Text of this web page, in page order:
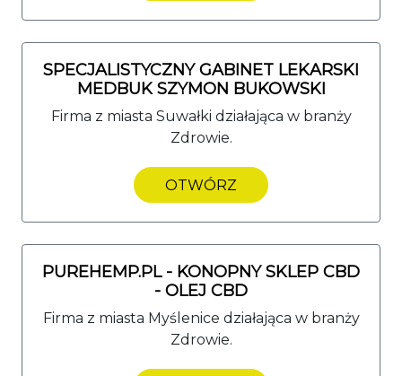
SPECJALISTYCZNY GABINET LEKARSKI
MEDBUK SZYMON BUKOWSKI
Firma z miasta Suwałki działająca w branży
Zdrowie.
OTWÓRZ
PUREHEMP.PL - KONOPNY SKLEP CBD
- OLEJ CBD
Firma z miasta Myślenice działająca w branży
Zdrowie.